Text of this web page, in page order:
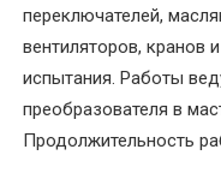
Ремонт
насосов
гном
переключателей,
вентиляторов, кранов
испытания. Работы
преобразователя в
Продолжительность